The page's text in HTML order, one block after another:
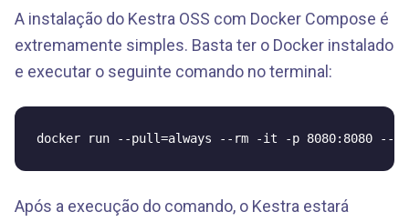
A instalação do Kestra OSS com Docker Compose é
extremamente simples. Basta ter o Docker instalado
e executar o seguinte comando no terminal:
docker run --pull=always --rm -it -p 8080:8080 --
Após a execução do comando, o Kestra estará